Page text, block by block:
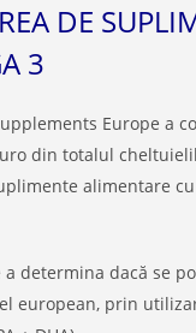
DE
3
Europe a
din totalul
alimentare
determina dacă se
european, prin